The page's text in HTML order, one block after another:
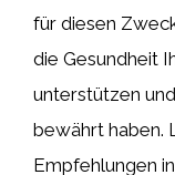
für diesen
die Gesundheit
unterstützen
bewährt haben.
Empfehlungen